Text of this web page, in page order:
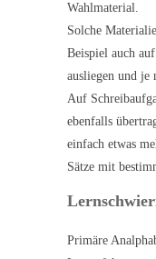
Wahlmaterial.
Solche
Beispiel auch
ausliegen und je
Auf
ebenfalls
einfach etwas
Sätze mit
Primäre